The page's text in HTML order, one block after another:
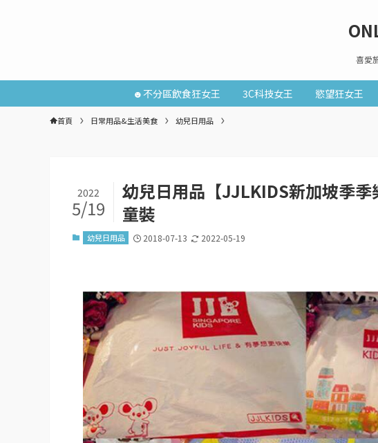
喜愛
☻不分區飲食狂女王 3C科技女王 慾望狂女王
首頁 日常用品&生活美食 幼兒日用品
幼兒日用品【JJLKIDS新加坡季
童裝
2022
5/19
幼兒日用品 2018-07-13 2022-05-19